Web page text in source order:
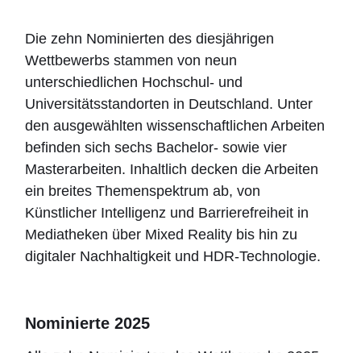
Die zehn Nominierten des diesjährigen
Wettbewerbs stammen von neun
unterschiedlichen Hochschul- und
Universitätsstandorten in Deutschland. Unter
den ausgewählten wissenschaftlichen Arbeiten
befinden sich sechs Bachelor- sowie vier
Masterarbeiten. Inhaltlich decken die Arbeiten
ein breites Themenspektrum ab, von
Künstlicher Intelligenz und Barrierefreiheit in
Mediatheken über Mixed Reality bis hin zu
digitaler Nachhaltigkeit und HDR-Technologie.
Nominierte 2025